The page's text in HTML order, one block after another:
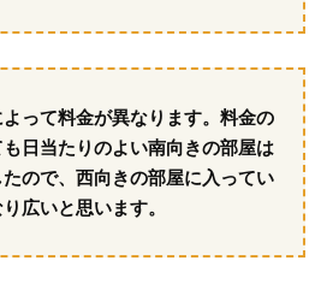
って料金が異なります。料金の
日当たりのよい南向きの部屋は
ので、西向きの部屋に入ってい
広いと思います。